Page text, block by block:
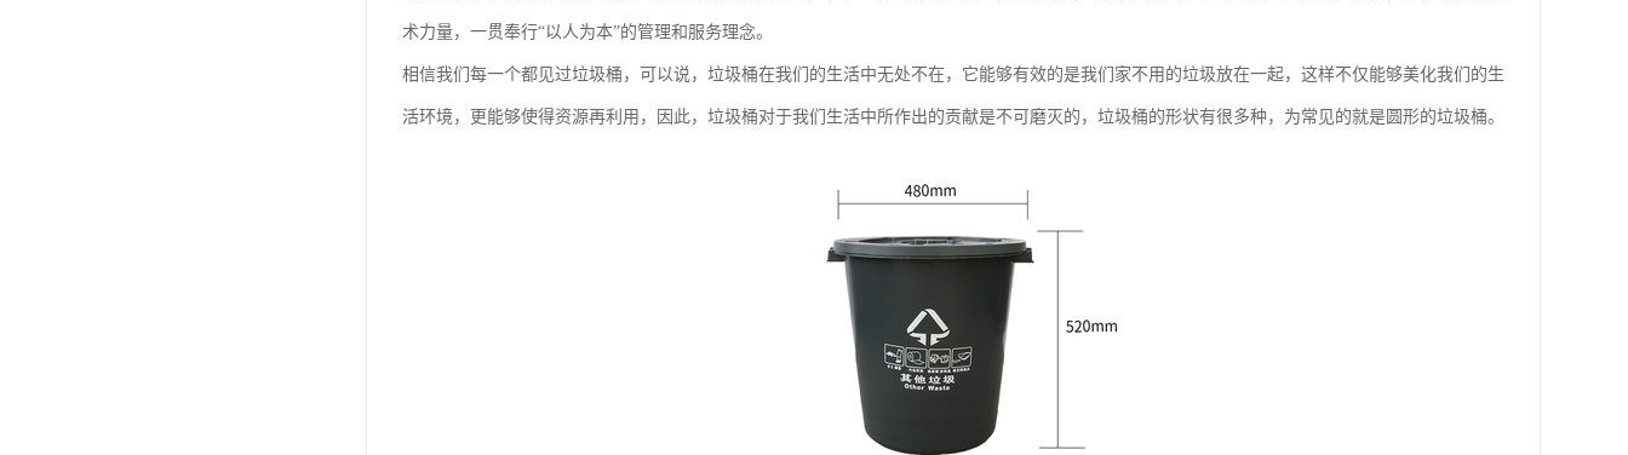
术力量，一贯奉行“以人为本”的管理和服务理念。
相信我们每一个都见过垃圾桶，可以说，垃圾桶在我们的生活中无处不在，它能够有效的是我们家不用的垃圾放在一起，这样不仅能够美化我们的生
活环境，更能够使得资源再利用，因此，垃圾桶对于我们生活中所作出的贡献是不可磨灭的，垃圾桶的形状有很多种，为常见的就是圆形的垃圾桶。